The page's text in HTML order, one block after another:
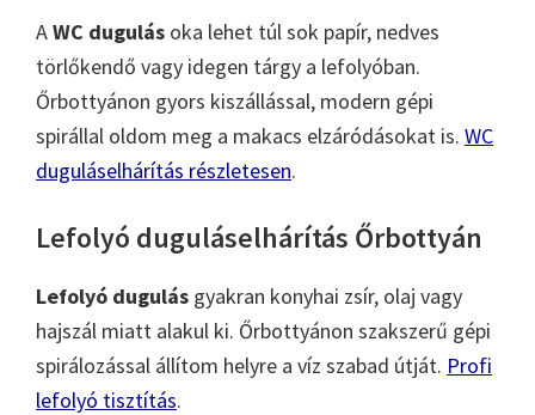
AWC dugulás oka lehet túl sok papír, nedves
törlőkendő vagy idegen tárgy a lefolyóban.
Őrbottyánon gyors kiszállással, modern gépi
spirállal oldom meg a makacs elzáródásokat is. WC
duguláselhárítás részletesen.
Lefolyó duguláselhárítás Őrbottyán
Lefolyó dugulás gyakran konyhai zsír, olaj vagy
hajszál miatt alakul ki. Őrbottyánon szakszerű gépi
spirálozással állítom helyre a víz szabad útját. Profi
lefolyó tisztítás.